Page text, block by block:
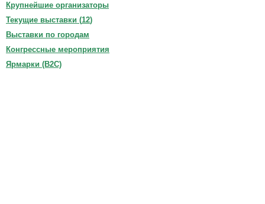
Крупнейшие организаторы
Текущие выставки (12)
Выставки по городам
Конгрессные мероприятия
Ярмарки (B2C)